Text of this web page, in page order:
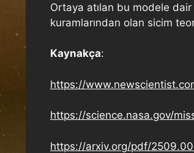
Ortaya atılan bu modele
kuramlarından olan sicim
Kaynakça:
https://
https://science.nasa.gov/
https://arxiv.org/pdf/